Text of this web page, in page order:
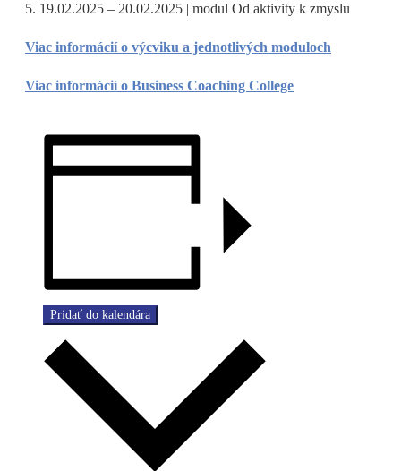
5. 19.02.2025 – 20.02.2025 | modul Od aktivity k zmyslu
Viac informácií o výcviku a jednotlivých moduloch
Viac informácií o Business Coaching College
Pridať do kalendára